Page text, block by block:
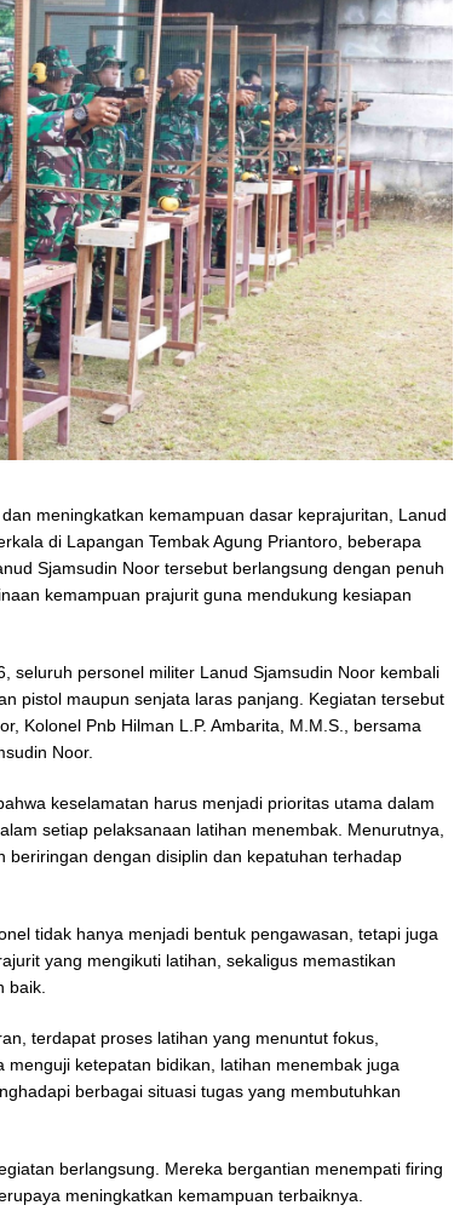
meningkatkan kemampuan dasar keprajuritan, Lanud
di Lapangan Tembak Agung Priantoro, beberapa
Sjamsudin Noor tersebut berlangsung dengan penuh
kemampuan prajurit guna mendukung kesiapan
seluruh personel militer Lanud Sjamsudin Noor kembali
pistol maupun senjata laras panjang. Kegiatan tersebut
Kolonel Pnb Hilman L.P. Ambarita, M.M.S., bersama
Noor.
keselamatan harus menjadi prioritas utama dalam
setiap pelaksanaan latihan menembak. Menurutnya,
dengan disiplin dan kepatuhan terhadap
tidak hanya menjadi bentuk pengawasan, tetapi juga
yang mengikuti latihan, sekaligus memastikan
baik.
terdapat proses latihan yang menuntut fokus,
ketepatan bidikan, latihan menembak juga
berbagai situasi tugas yang membutuhkan
berlangsung. Mereka bergantian menempati firing
meningkatkan kemampuan terbaiknya.